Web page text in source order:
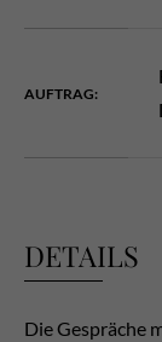
Cybersteel
376-293 City
AUFTRAG:
DETAILS
Die Gespräche